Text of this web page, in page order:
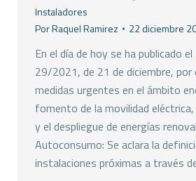
Instaladores
PorRaquel Ramirez 22 diciembre
En el día de hoy se ha publicado
29/2021, de 21 de diciembre, por
medidas urgentes en el ámbito
fomento de la movilidad
y el despliegue de energías
Autoconsumo: Se aclara la
instalaciones próximas a través